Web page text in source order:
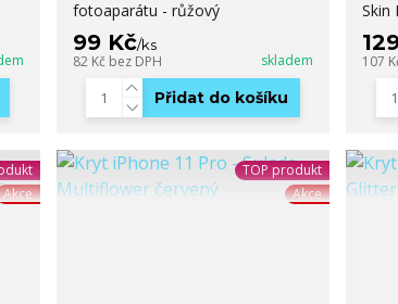
fotoaparátu - růžový
99 Kč/ks
82 Kč bez DPH skladem
Přidat do košíku
Skin
107
Akce
TOP produkt
Akce